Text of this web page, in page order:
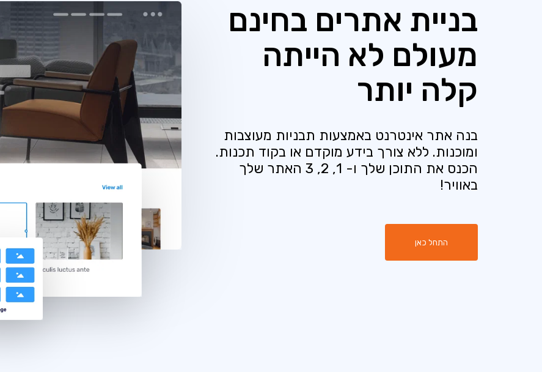
בניית אתרים בחינם
מעולם לא הייתה
קלה יותר
בנה אתר אינטרנט באמצעות תבניות מעוצבות
ומוכנות. ללא צורך בידע מוקדם או בקוד תכנות.
הכנס את התוכן שלך ו- 1, 2, 3 האתר שלך
באוויר!
התחל כאן